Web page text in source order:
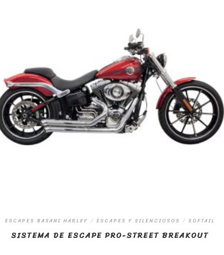
ESCAPES BASANI HARLEY / ESCAPES Y SILENCIOSOS / SOFTAIL
SISTEMA DE ESCAPE PRO-STREET BREAKOUT